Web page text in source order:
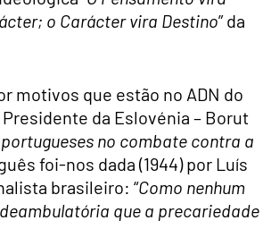
o Carácter vira Destino” da
motivos que estão no ADN do
da Eslovénia – Borut
no combate contra a
foi-nos dada (1944) por Luís
brasileiro: “Como nenhum
que a precariedade